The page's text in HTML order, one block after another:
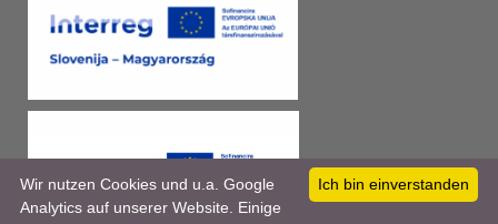
Ich bin einverstanden
Wir nutzen Cookies und u.a. Google
Analytics auf unserer Website. Einige